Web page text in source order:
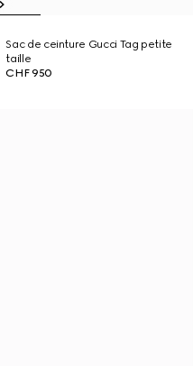
Sac de ceinture Gucci Tag petite
taille
CHF 950